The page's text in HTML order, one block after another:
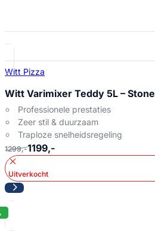
Witt Pizza
Witt Varimixer Teddy 5L – Stone
Professionele prestaties
Zeer stil & duurzaam
Traploze snelheidsregeling
1299,-1199,-
Uitverkocht